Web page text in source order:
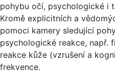
pohybu očí, psychologické i
Kromě explicitních a
pomoci kamery sledující
psychologické reakce, např.
reakce kůže (vzrušení a
frekvence.